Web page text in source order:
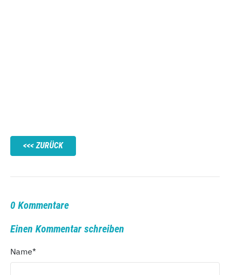
ZURÜCK
0 Kommentare
Einen Kommentar schreiben
Name*